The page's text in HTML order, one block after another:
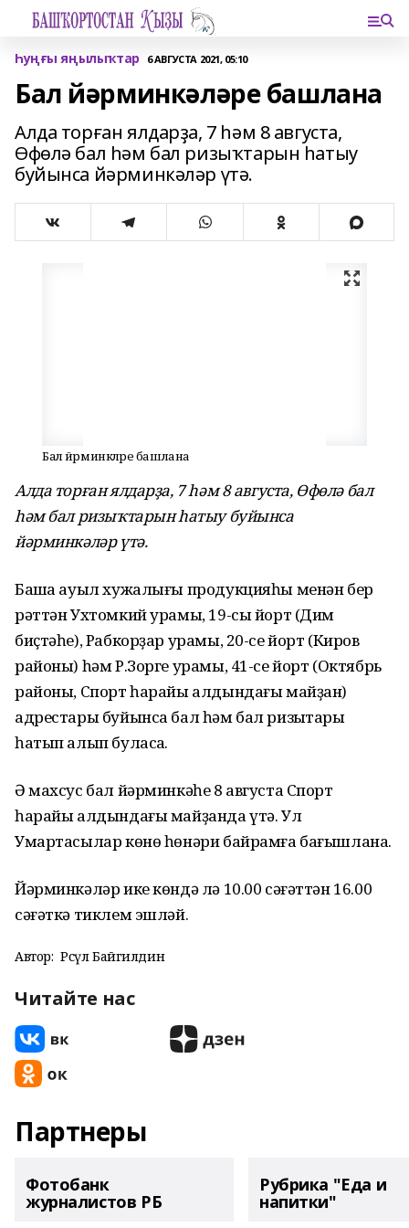
Һуңғы яңылыҡтар 6 АВГУСТА 2021, 05:10
Бал йәрминкәләре башлана
Алда торған ялдарҙа, 7 һәм 8 августа,
Өфөлә бал һәм бал ризыҡтарын һатыу
буйынса йәрминкәләр үтә.
Бал йәрминкәләре башлана
Алда торған ялдарҙа, 7 һәм 8 августа, Өфөлә бал
һәм бал ризыҡтарын һатыу буйынса
йәрминкәләр үтә.
Башҡа ауыл хужалығы продукцияһы менән бер
рәттән Ухтомкий урамы, 19-сы йорт (Дим
биҫтәһе), Рабкорҙар урамы, 20-се йорт (Киров
районы) һәм Р.Зорге урамы, 41-се йорт (Октябрь
районы, Спорт һарайы алдындағы майҙан)
адрестары буйынса бал һәм бал ризыҡтары
һатып алып буласаҡ.
Ә махсус бал йәрминкәһе 8 августа Спорт
һарайы алдындағы майҙанда үтә. Ул
Умартасылар көнө һөнәри байрамға бағышлана.
Йәрминкәләр ике көндә лә 10.00 сәғәттән 16.00
сәғәткә тиклем эшләй.
Автор: Рәсүл Байгилдин
Читайте нас
Партнеры
Фотобанк
журналистов РБ
Рубрика "Еда и
напитки"